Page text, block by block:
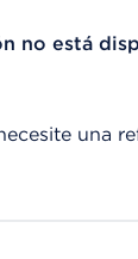
no está
una